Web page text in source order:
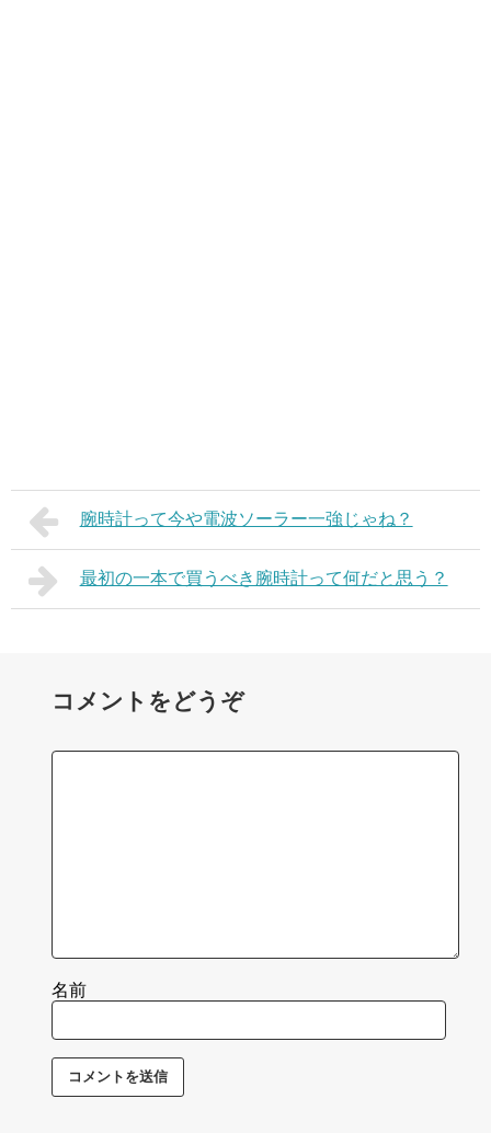
腕時計って今や電波ソーラー一強じゃね？
最初の一本で買うべき腕時計って何だと思う？
コメントをどうぞ
名前